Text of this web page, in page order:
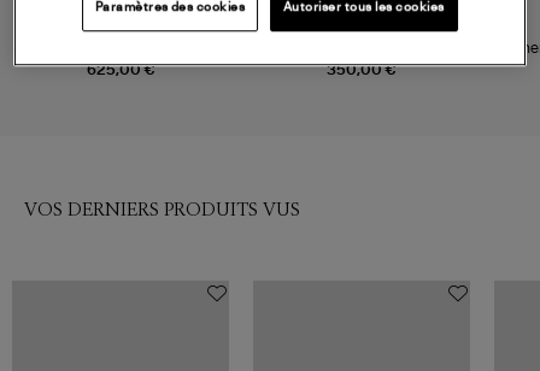
625,00 €
JAMIE HALLER
Shirt Rich Indigo
NOUVELLE COLLECTION
350,00 €
ANINE BING
VOS DERNIERS PRODUITS VUS
Paramètres des cookies Autoriser tous les cookies